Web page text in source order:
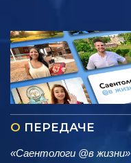
О ПЕРЕДАЧЕ
«Саентологи @в жизни»